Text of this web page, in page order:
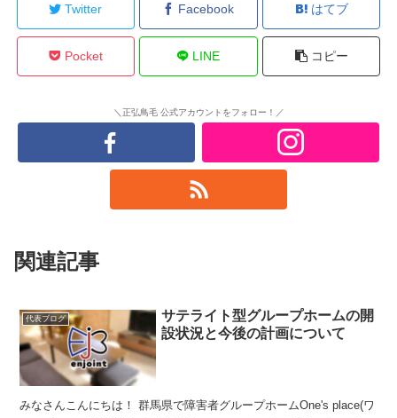
Twitter Facebook はてブ
Pocket LINE コピー
＼正弘鳥毛 公式アカウントをフォロー！／
関連記事
代表ブログ
サテライト型グループホームの開
設状況と今後の計画について
みなさんこんにちは！ 群馬県で障害者グループホームOne's place(ワ